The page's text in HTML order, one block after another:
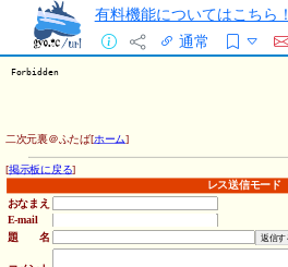
有料機能についてはこちら！
通常